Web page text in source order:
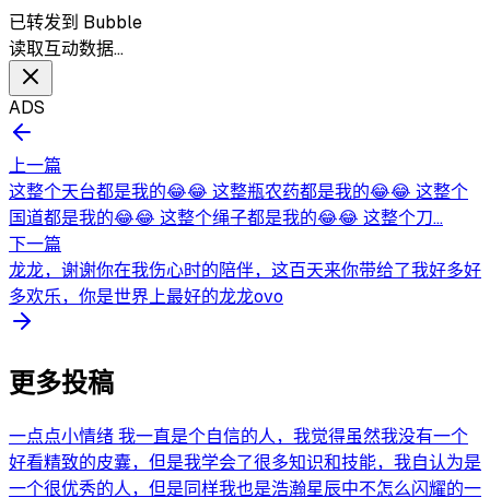
已转发到 Bubble
读取互动数据…
ADS
上一篇
这整个天台都是我的😂😂 这整瓶农药都是我的😂😂 这整个
国道都是我的😂😂 这整个绳子都是我的😂😂 这整个刀...
下一篇
龙龙，谢谢你在我伤心时的陪伴，这百天来你带给了我好多好
多欢乐，你是世界上最好的龙龙ovo
更多投稿
一点点小情绪 我一直是个自信的人，我觉得虽然我没有一个
好看精致的皮囊，但是我学会了很多知识和技能，我自认为是
一个很优秀的人，但是同样我也是浩瀚星辰中不怎么闪耀的一